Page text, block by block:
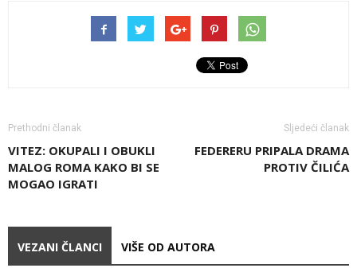
Prethodni članak
VITEZ: OKUPALI I OBUKLI
MALOG ROMA KAKO BI SE
MOGAO IGRATI
Sljedeći članak
FEDERERU PRIPALA DRAMA
PROTIV ČILIĆA
VEZANI ČLANCI VIŠE OD AUTORA